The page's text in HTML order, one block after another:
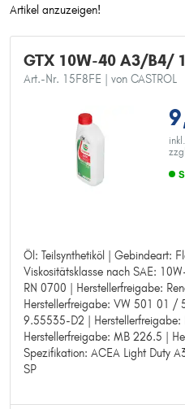
Artikel anzuzeigen!
GTX 10W-40 A3/B4/
Art.-Nr. 15F8FE | von CASTROL
Öl: Teilsynthetiköl | Gebindeart:
Viskositätsklasse nach SAE:
RN 0700 | Herstellerfreigabe:
Herstellerfreigabe: VW 501 01 /
9.55535-D2 | Herstellerfreigabe:
Herstellerfreigabe: MB 226.5 |
Spezifikation: ACEA Light Duty
SP
Öl: Teilsynthetiköl
Gebindeart: Flasche
Inhalt [Liter]: 1
Viskositätsklasse nach SAE:
Herstellerfreigabe: Renault RN
Herstellerfreigabe: Renault RN
Herstellerfreigabe: VW 501 01 /
Herstellerfreigabe: FIAT 9.55535-
Herstellerfreigabe: MB 226.5